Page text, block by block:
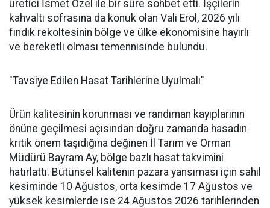
üretici İsmet Özel ile bir süre sohbet etti. İşçilerin
kahvaltı sofrasına da konuk olan Vali Erol, 2026 yılı
fındık rekoltesinin bölge ve ülke ekonomisine hayırlı
ve bereketli olması temennisinde bulundu.
"Tavsiye Edilen Hasat Tarihlerine Uyulmalı"
Ürün kalitesinin korunması ve randıman kayıplarının
önüne geçilmesi açısından doğru zamanda hasadın
kritik önem taşıdığına değinen İl Tarım ve Orman
Müdürü Bayram Ay, bölge bazlı hasat takvimini
hatırlattı. Bütünsel kalitenin pazara yansıması için sahil
kesiminde 10 Ağustos, orta kesimde 17 Ağustos ve
yüksek kesimlerde ise 24 Ağustos 2026 tarihlerinden